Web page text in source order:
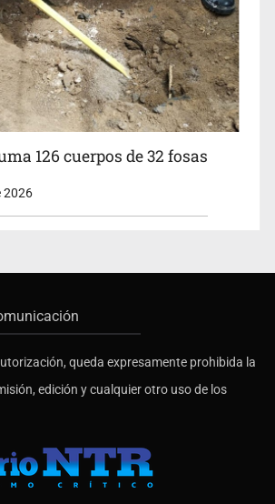
126 cuerpos de 32 fosas
2026
queda expresamente prohibida la
edición y cualquier otro uso de los